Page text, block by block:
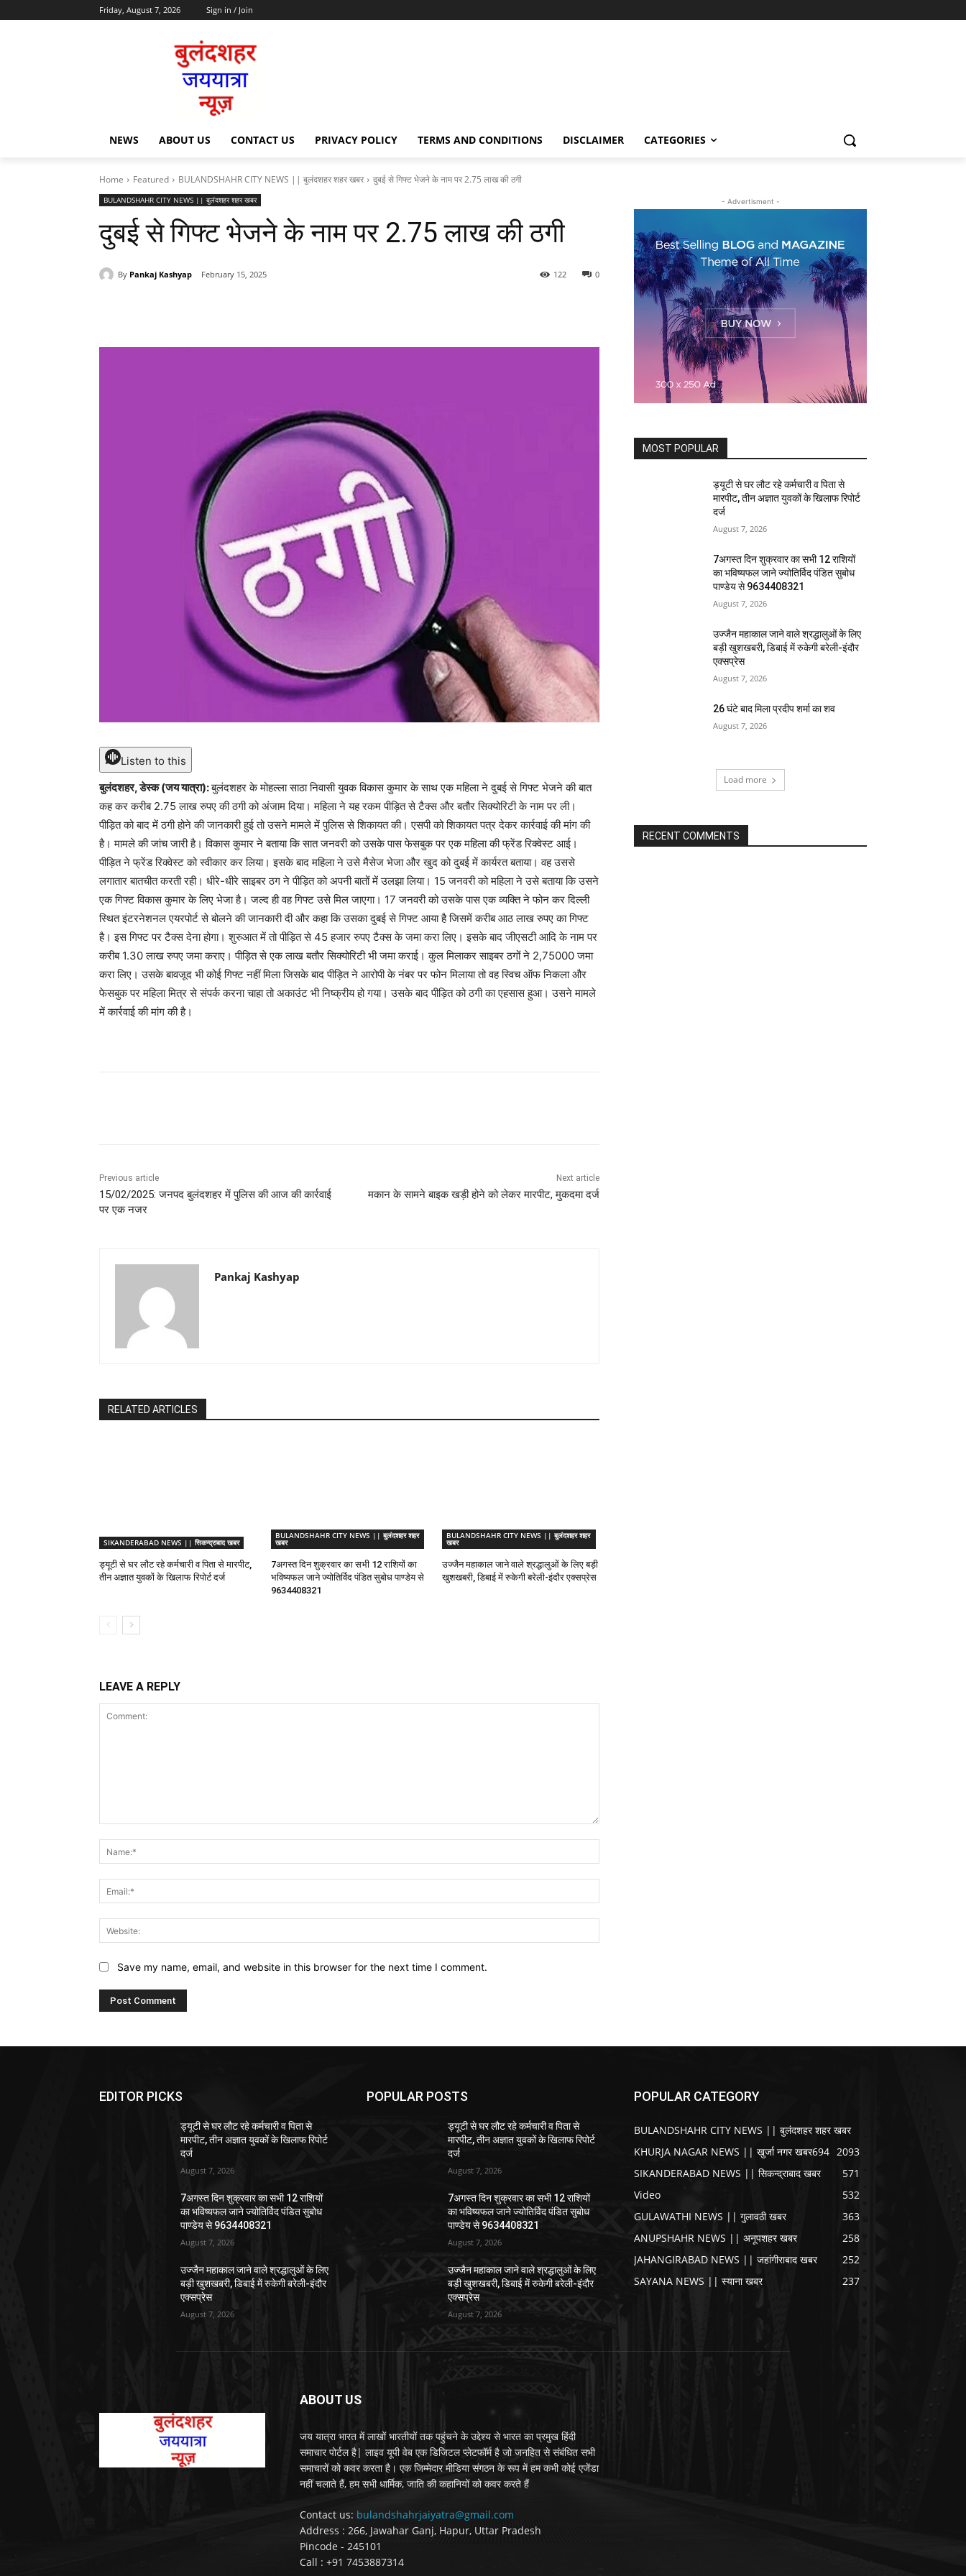
Friday, August 7, 2026 Sign in / Join
NEWS ABOUT US CONTACT US PRIVACY POLICY TERMS AND CONDITIONS DISCLAIMER CATEGORIES
Home Featured BULANDSHAHR CITY NEWS || बुलंदशहर शहर खबर दुबई से गिफ्ट भेजने के नाम पर 2.75 लाख की ठगी
BULANDSHAHR CITY NEWS || बुलंदशहर शहर खबर
दुबई से गिफ्ट भेजने के नाम पर 2.75 लाख की ठगी
By Pankaj Kashyap February 15, 2025 0
122
Listen to this
बुलंदशहर, डेस्क (जय यात्रा):बुलंदशहर के मोहल्ला साठा निवासी युवक विकास कुमार के साथ एक महिला ने दुबई से गिफ्ट भेजने की बात
कह कर करीब 2.75 लाख रुपए की ठगी को अंजाम दिया। महिला ने यह रकम पीड़ित से टैक्स और बतौर सिक्योरिटी के नाम पर ली।
पीड़ित को बाद में ठगी होने की जानकारी हुई तो उसने मामले में पुलिस से शिकायत की। एसपी को शिकायत पत्र देकर कार्रवाई की मांग की
है। मामले की जांच जारी है। विकास कुमार ने बताया कि सात जनवरी को उसके पास फेसबुक पर एक महिला की फ्रेंड रिक्वेस्ट आई।
पीड़ित ने फ्रेंड रिक्वेस्ट को स्वीकार कर लिया। इसके बाद महिला ने उसे मैसेज भेजा और खुद को दुबई में कार्यरत बताया। वह उससे
लगातार बातचीत करती रही। धीरे-धीरे साइबर ठग ने पीड़ित को अपनी बातों में उलझा लिया। 15 जनवरी को महिला ने उसे बताया कि उसने
एक गिफ्ट विकास कुमार के लिए भेजा है। जल्द ही वह गिफ्ट उसे मिल जाएगा। 17 जनवरी को उसके पास एक व्यक्ति ने फोन कर दिल्ली
स्थित इंटरनेशनल एयरपोर्ट से बोलने की जानकारी दी और कहा कि उसका दुबई से गिफ्ट आया है जिसमें करीब आठ लाख रुपए का गिफ्ट
है। इस गिफ्ट पर टैक्स देना होगा। शुरुआत में तो पीड़ित से 45 हजार रुपए टैक्स के जमा करा लिए। इसके बाद जीएसटी आदि के नाम पर
करीब 1.30 लाख रुपए जमा कराए। पीड़ित से एक लाख बतौर सिक्योरिटी भी जमा कराई। कुल मिलाकर साइबर ठगों ने 2,75000 जमा
करा लिए। उसके बावजूद भी कोई गिफ्ट नहीं मिला जिसके बाद पीड़ित ने आरोपी के नंबर पर फोन मिलाया तो वह स्विच ऑफ निकला और
फेसबुक पर महिला मित्र से संपर्क करना चाहा तो अकाउंट भी निष्क्रीय हो गया। उसके बाद पीड़ित को ठगी का एहसास हुआ। उसने मामले
में कार्रवाई की मांग की है।
Previous article
15/02/2025: जनपद बुलंदशहर में पुलिस की आज की कार्रवाई
पर एक नजर
Next article
मकान के सामने बाइक खड़ी होने को लेकर मारपीट, मुकदमा दर्ज
Pankaj Kashyap
RELATED ARTICLES
SIKANDERABAD NEWS || सिकन्द्राबाद खबर
ड्यूटी से घर लौट रहे कर्मचारी व पिता से मारपीट,
तीन अज्ञात युवकों के खिलाफ रिपोर्ट दर्ज
BULANDSHAHR CITY NEWS || बुलंदशहर शहर
खबर
7अगस्त दिन शुक्रवार का सभी 12 राशियों का
भविष्यफल जाने ज्योतिर्विद पंडित सुबोध पाण्डेय से
9634408321
BULANDSHAHR CITY NEWS || बुलंदशहर शहर
खबर
उज्जैन महाकाल जाने वाले श्रद्धालुओं के लिए बड़ी
खुशखबरी, डिबाई में रुकेगी बरेली-इंदौर एक्सप्रेस
LEAVE A REPLY
Save my name, email, and website in this browser for the next time I comment.
- Advertisment -
MOST POPULAR
ड्यूटी से घर लौट रहे कर्मचारी व पिता से
मारपीट, तीन अज्ञात युवकों के खिलाफ रिपोर्ट
दर्ज
August 7, 2026
7अगस्त दिन शुक्रवार का सभी 12 राशियों
का भविष्यफल जाने ज्योतिर्विद पंडित सुबोध
पाण्डेय से 9634408321
August 7, 2026
उज्जैन महाकाल जाने वाले श्रद्धालुओं के लिए
बड़ी खुशखबरी, डिबाई में रुकेगी बरेली-इंदौर
एक्सप्रेस
August 7, 2026
26 घंटे बाद मिला प्रदीप शर्मा का शव
August 7, 2026
Load more
RECENT COMMENTS
EDITOR PICKS
ड्यूटी से घर लौट रहे कर्मचारी व पिता से
मारपीट, तीन अज्ञात युवकों के खिलाफ रिपोर्ट
दर्ज
August 7, 2026
7अगस्त दिन शुक्रवार का सभी 12 राशियों
का भविष्यफल जाने ज्योतिर्विद पंडित सुबोध
पाण्डेय से 9634408321
August 7, 2026
उज्जैन महाकाल जाने वाले श्रद्धालुओं के लिए
बड़ी खुशखबरी, डिबाई में रुकेगी बरेली-इंदौर
एक्सप्रेस
August 7, 2026
POPULAR POSTS
ड्यूटी से घर लौट रहे कर्मचारी व पिता से
मारपीट, तीन अज्ञात युवकों के खिलाफ रिपोर्ट
दर्ज
August 7, 2026
7अगस्त दिन शुक्रवार का सभी 12 राशियों
का भविष्यफल जाने ज्योतिर्विद पंडित सुबोध
पाण्डेय से 9634408321
August 7, 2026
उज्जैन महाकाल जाने वाले श्रद्धालुओं के लिए
बड़ी खुशखबरी, डिबाई में रुकेगी बरेली-इंदौर
एक्सप्रेस
August 7, 2026
POPULAR CATEGORY
BULANDSHAHR CITY NEWS || बुलंदशहर शहर खबर
2093
KHURJA NAGAR NEWS || खुर्जा नगर खबर694
SIKANDERABAD NEWS || सिकन्द्राबाद खबर
571
Video
532
GULAWATHI NEWS || गुलावठी खबर
363
ANUPSHAHR NEWS || अनूपशहर खबर
258
JAHANGIRABAD NEWS || जहांगीराबाद खबर
252
SAYANA NEWS || स्याना खबर
237
ABOUT US
जय यात्रा भारत में लाखों भारतीयों तक पहुंचने के उद्देश्य से भारत का प्रमुख हिंदी
समाचार पोर्टल है| लाइव यूपी वेब एक डिजिटल प्लेटफॉर्म है जो जनहित से संबंधित सभी
समाचारों को कवर करता है। एक जिम्मेदार मीडिया संगठन के रूप में हम कभी कोई एजेंडा
नहीं चलाते हैं, हम सभी धार्मिक, जाति की कहानियों को कवर करते हैं
Contact us: bulandshahrjaiyatra@gmail.com
Address : 266, Jawahar Ganj, Hapur, Uttar Pradesh
Pincode - 245101
Call : +91 7453887314